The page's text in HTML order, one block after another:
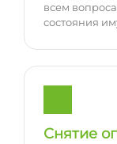
всем
состояния
Снятие